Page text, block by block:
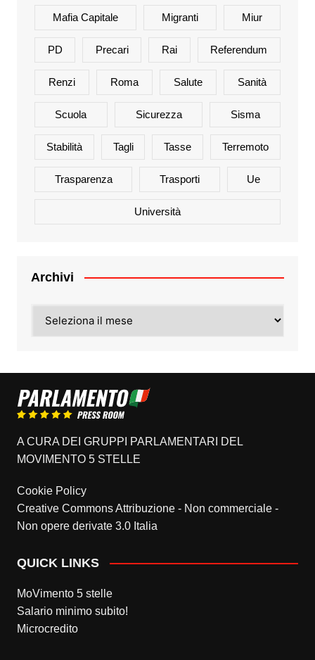
Mafia Capitale Migranti Miur
PD Precari Rai Referendum
Renzi Roma Salute Sanità
Scuola Sicurezza Sisma
Stabilità Tagli Tasse Terremoto
Trasparenza Trasporti Ue
Università
Archivi
A CURA DEI GRUPPI PARLAMENTARI DEL
MOVIMENTO 5 STELLE
Cookie Policy
Creative Commons Attribuzione - Non commerciale -
Non opere derivate 3.0 Italia
QUICK LINKS
MoVimento 5 stelle
Salario minimo subito!
Microcredito